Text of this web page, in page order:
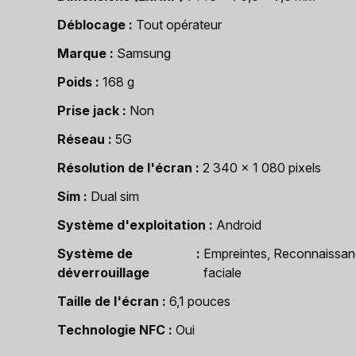
Déblocage
Tout opérateur
Marque
Samsung
Poids
168 g
Prise jack
Non
Réseau
5G
Résolution de l'écran
2 340 x 1 080 pixels
Sim
Dual sim
Système d'exploitation
Android
Système de
déverrouillage
Empreintes,
faciale
Taille de l'écran
6,1 pouces
Technologie NFC
Oui